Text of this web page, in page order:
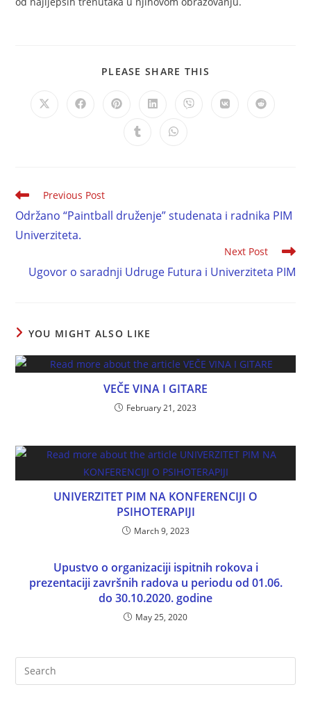
PLEASE SHARE THIS
Previous Post
Održano “Paintball druženje” studenata i radnika PIM
Univerziteta.
Next Post
Ugovor o saradnji Udruge Futura i Univerziteta PIM
YOU MIGHT ALSO LIKE
VEČE VINA I GITARE
February 21, 2023
UNIVERZITET PIM NA KONFERENCIJI O
PSIHOTERAPIJI
March 9, 2023
Upustvo o organizaciji ispitnih rokova i
prezentaciji završnih radova u periodu od 01.06.
do 30.10.2020. godine
May 25, 2020